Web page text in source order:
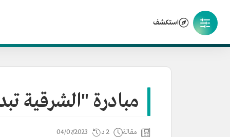
استكشف
مبادرة "الشرقية
مقالة 2 د 04/07/2023